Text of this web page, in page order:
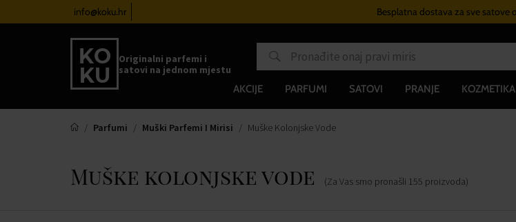
info@koku.hr Besplatna dostava za sve satove
Originalni parfemi i
satovi na jednom mjestu
AKCIJE PARFUMI SATOVI PRANJE KOZMETIKA
Parfumi Muški Parfemi I Mirisi Muške Kolonjske Vode
Muške kolonjske vode (Za Vas smo pronašli 155 proizvoda)